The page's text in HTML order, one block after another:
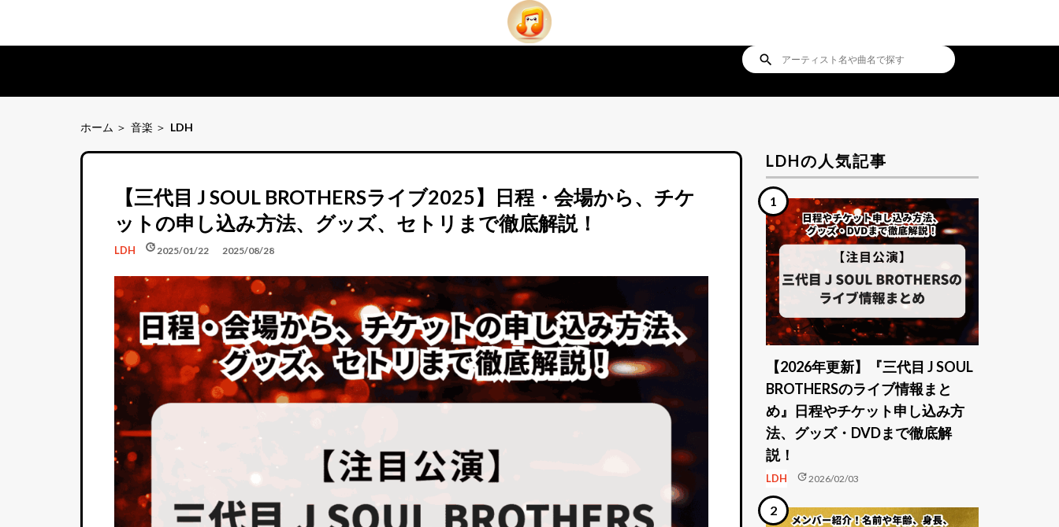
search
ホーム 音楽 LDH
【三代目 J SOUL BROTHERSライブ2025】日程・会場から、チケ
ットの申し込み方法、グッズ、セトリまで徹底解説！
LDH schedule2025/01/22
update 2025/08/28
LDHの人気記事
【2026年更新】『三代目 J SOUL
BROTHERSのライブ情報まと
め』日程やチケット申し込み方
法、グッズ・DVDまで徹底解
説！
LDH update2026/02/03